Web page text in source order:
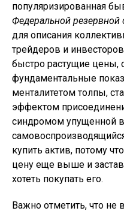
популяризированная
Федеральной резервной
для описания
трейдеров и
быстро растущие
фундаментальные
менталитетом толпы,
эффектом
синдромом упущенной
купить актив, потому
цену еще выше и
хотеть покупать его.
Важно отметить, что не